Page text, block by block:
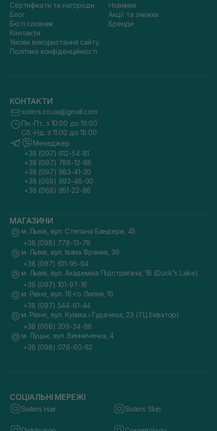
Сертифікати та нагороди
Блог
Бюті словник
Контакти
Умови використання сайту
Політика конфіденційності
Новинки
Акції та знижки
Бренди
КОНТАКТИ
sisters.co.ua@gmail.com
Пн.-Пт. з 10:00 до 19:00
Сб.-Нд. з 11:00 до 18:00
Менеджер
+38 (097) 612-54-81
+38 (097) 788-12-88
+38 (097) 983-41-20
+38 (068) 693-46-00
+38 (068) 951-22-86
МАГАЗИНИ
м. Львів, вул. Степана Бандери, 45
+38 (098) 778-13-79
м. Львів, вул. Івана Франка, 36
+38 (097) 611-95-94
м. Львів, вул. Академіка Підстригача, 1В (Duck's Lake)
+38 (097) 101-97-16
м. Рівне, вул. 16-го Липня, 15
+38 (097) 544-61-44
м. Рівне, вул. Кулика і Гудачека, 23 (ТЦ Екватор)
+38 (068) 209-34-88
м. Луцьк, вул. Винниченка, 4
+38 (098) 076-60-62
СОЦІАЛЬНІ МЕРЕЖІ
Sisters Hair Sisters Skin